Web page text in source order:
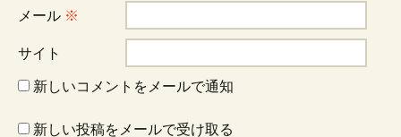
ョ
ン
メール ※
サイト
新しいコメントをメールで通知
新しい投稿をメールで受け取る